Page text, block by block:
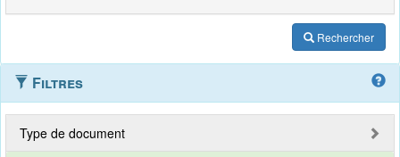
Rechercher
Filtres
Type de document